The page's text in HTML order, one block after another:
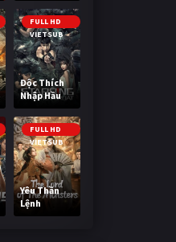
FULL HD
VIETSUB
Độc Thích
Nhập Hầu
FULL HD
VIETSUB
Yêu Thần
Lệnh